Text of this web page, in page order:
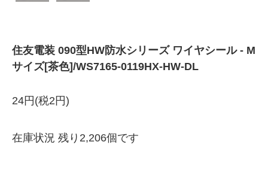
住友電装 090型HW防水シリーズ ワイヤシール - M
サイズ[茶色]/WS7165-0119HX-HW-DL
24円(税2円)
在庫状況 残り2,206個です